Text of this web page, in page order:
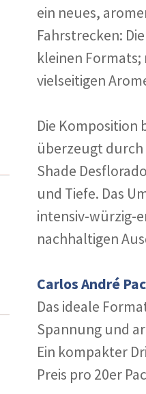
ein neues,
Fahrstrecken:
kleinen Formats;
vielseitigen
Die Komposition
überzeugt durch
Shade
und Tiefe. Das
intensiv-würzig-
nachhaltigen
Carlos André
Das ideale
Spannung und
Ein kompakter
Preis pro 20er